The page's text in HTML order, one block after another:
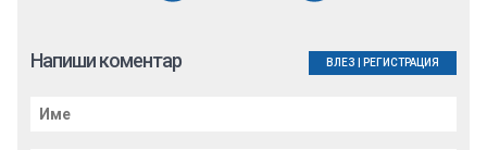
Напиши коментар ВЛЕЗ РЕГИСТРАЦИЯ